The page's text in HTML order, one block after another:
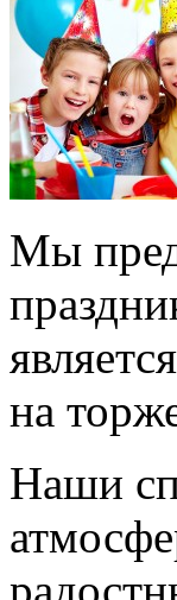
Мы
на
Наши